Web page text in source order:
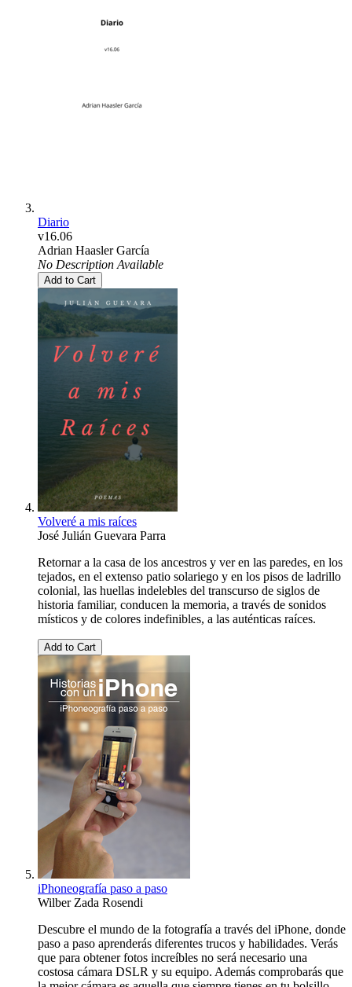
Diario
v16.06
Adrian Haasler García
No Description Available
Add to Cart
Volveré a mis raíces
José Julián Guevara Parra
Retornar a la casa de los ancestros y ver en las paredes, en los
tejados, en el extenso patio solariego y en los pisos de ladrillo
colonial, las huellas indelebles del transcurso de siglos de
historia familiar, conducen la memoria, a través de sonidos
místicos y de colores indefinibles, a las auténticas raíces.
Add to Cart
iPhoneografía paso a paso
Wilber Zada Rosendi
Descubre el mundo de la fotografía a través del iPhone, donde
paso a paso aprenderás diferentes trucos y habilidades. Verás
que para obtener fotos increíbles no será necesario una
costosa cámara DSLR y su equipo. Además comprobarás que